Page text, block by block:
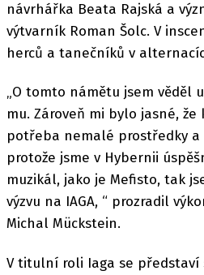
návrhářka Beata Rajská a
výtvarník Roman Šolc. V
herců a tanečníků v
„O tomto námětu jsem věděl
mu. Zároveň mi bylo jasné,
potřeba nemalé prostředky a
protože jsme v Hybernii
muzikál, jako je Mefisto, tak
výzvu na IAGA, “ prozradil
Michal Mückstein.
V titulní roli Iaga se představí